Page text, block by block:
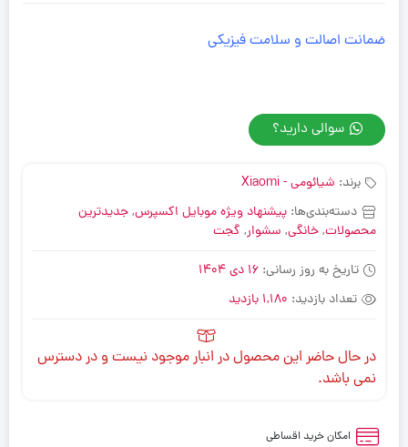
ضمانت اصالت و سلامت فیزیکی
سوالی دارید؟
برند: شیائومی - Xiaomi
دسته‌بندی‌ها: پیشنهاد ویژه موبایل اکسپرس,جدیدترین
محصولات,خانگی, سشوار, گجت
تاریخ به روز رسانی: 16 دی 1404
تعداد بازدید: 1,180 بازدید
در حال حاضر این محصول در انبار موجود نیست و در دسترس
نمی باشد.
امکان خرید اقساطی